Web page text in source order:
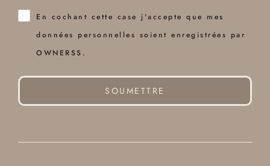
En cochant cette case j'accepte que mes
données personnelles soient enregistrées par
OWNERSS.
SOUMETTRE